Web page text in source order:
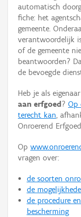
Thema
Gebeurtenis
Persoon of collectief
Hergebruik
Aanmelden
automatisch
fiche: het
gemeente.
verantwoordelijk
of de gemeente
beantwoorden?
de bevoegde
Heb je als
aan erfgoed ? Op
terecht kan,
Onroerend
Op
vragen over:
de soorten
de
de procedure
bescherming